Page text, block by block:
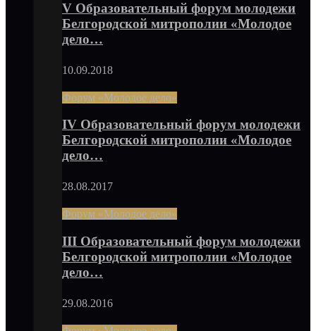
V Образовательный форум молодежи
Белгородской митрополии «Молодое
дело…
10.09.2018
Форум «Молодое дело»
IV Образовательный форум молодежи
Белгородской митрополии «Молодое
дело…
28.08.2017
Форум «Молодое дело»
III Образовательный форум молодежи
Белгородской митрополии «Молодое
дело…
29.08.2016